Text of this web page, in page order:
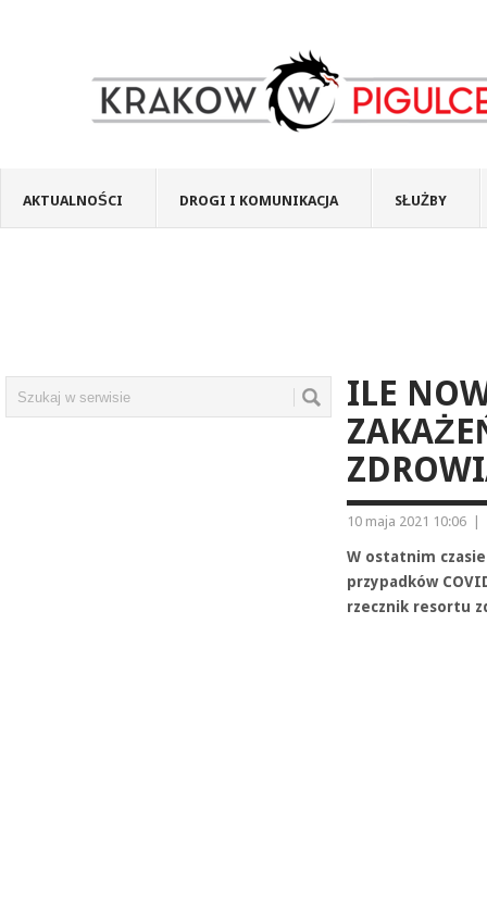
AKTUALNOŚCI DROGI I KOMUNIKACJA SŁUŻBY
ILE
10 maja 2021 10:06
W ostatnim
przypadków
rzecznik resortu